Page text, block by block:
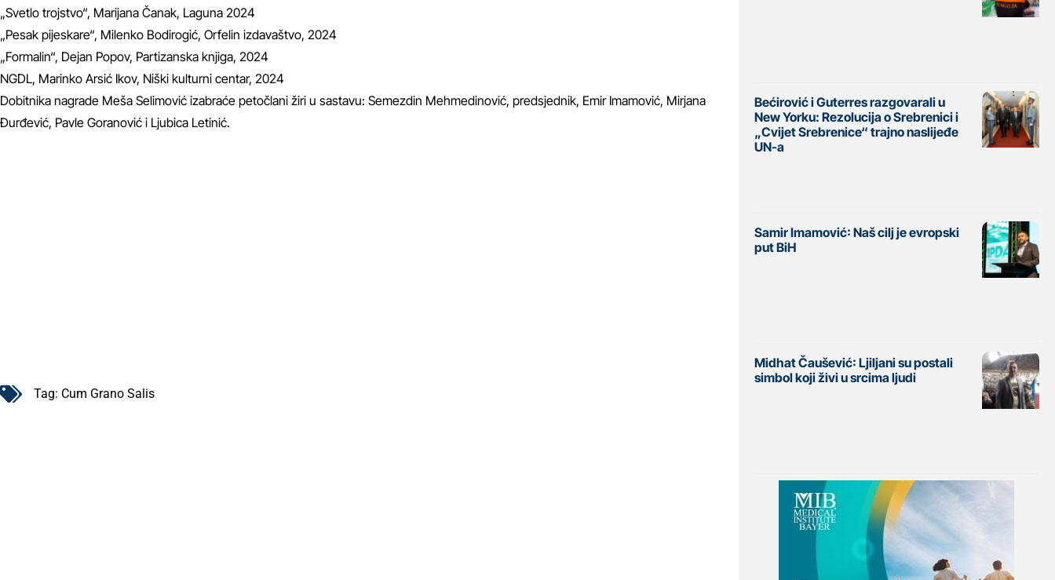
„Svetlo trojstvo“, Marijana Čanak, Laguna 2024
„Pesak pijeskare“, Milenko Bodirogić, Orfelin izdavaštvo, 2024
„Formalin“, Dejan Popov, Partizanska knjiga, 2024
NGDL, Marinko Arsić Ikov, Niški kulturni centar, 2024
Dobitnika nagrade Meša Selimović izabraće petočlani žiri u sastavu: Semezdin Mehmedinović, predsjednik, Emir Imamović, Mirjana
Đurđević, Pavle Goranović i Ljubica Letinić.
Tag: Cum Grano Salis
Bećirović i Guterres razgovarali u
New Yorku: Rezolucija o Srebrenici i
„Cvijet Srebrenice“ trajno naslijeđe
UN-a
Samir Imamović: Naš cilj je evropski
put BiH
Midhat Čaušević: Ljiljani su postali
simbol koji živi u srcima ljudi